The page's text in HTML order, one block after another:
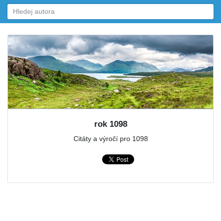
rok 1098
Citáty a výročí pro 1098